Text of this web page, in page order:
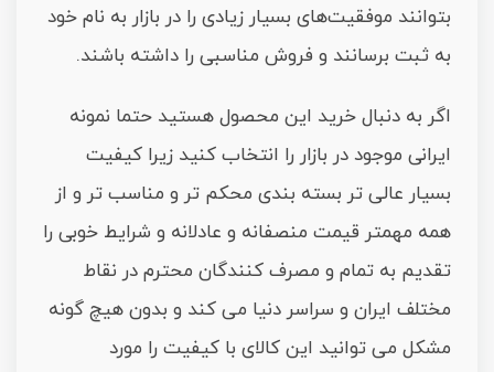
بتوانند موفقیت‌های بسیار زیادی را در بازار به نام خود
به ثبت برسانند و فروش مناسبی را داشته باشند.
اگر به دنبال خرید این محصول هستید حتما نمونه
ایرانی موجود در بازار را انتخاب کنید زیرا کیفیت
بسیار عالی تر بسته بندی محکم تر و مناسب تر و از
همه مهمتر قیمت منصفانه و عادلانه و شرایط خوبی را
تقدیم به تمام و مصرف کنندگان محترم در نقاط
مختلف ایران و سراسر دنیا می کند و بدون هیچ گونه
مشکل می توانید این کالای با کیفیت را مورد